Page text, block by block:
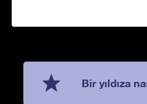
Bir yıldıza